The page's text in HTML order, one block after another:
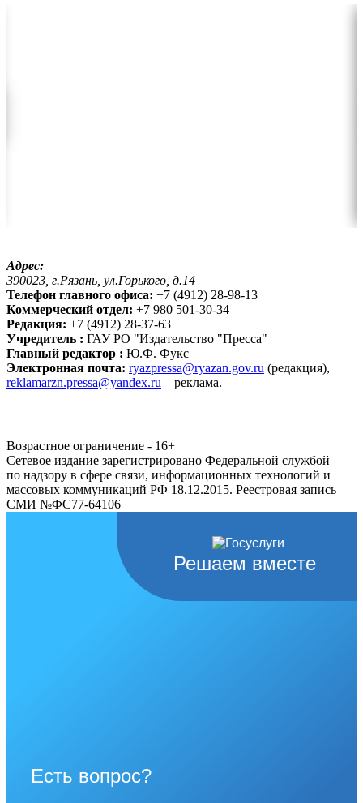
Адрес:
390023, г.Рязань, ул.Горького, д.14
Телефон главного офиса: +7 (4912) 28-98-13
Коммерческий отдел: +7 980 501-30-34
Редакция: +7 (4912) 28-37-63
Учредитель : ГАУ РО "Издательство "Пресса"
Главный редактор : Ю.Ф. Фукс
Электронная почта: ryazpressa@ryazan.gov.ru (редакция),
reklamarzn.pressa@yandex.ru – реклама.
Возрастное ограничение - 16+
Сетевое издание зарегистрировано Федеральной службой
по надзору в сфере связи, информационных технологий и
массовых коммуникаций РФ 18.12.2015. Реестровая запись
СМИ №ФС77-64106
Решаем вместе
Есть вопрос?